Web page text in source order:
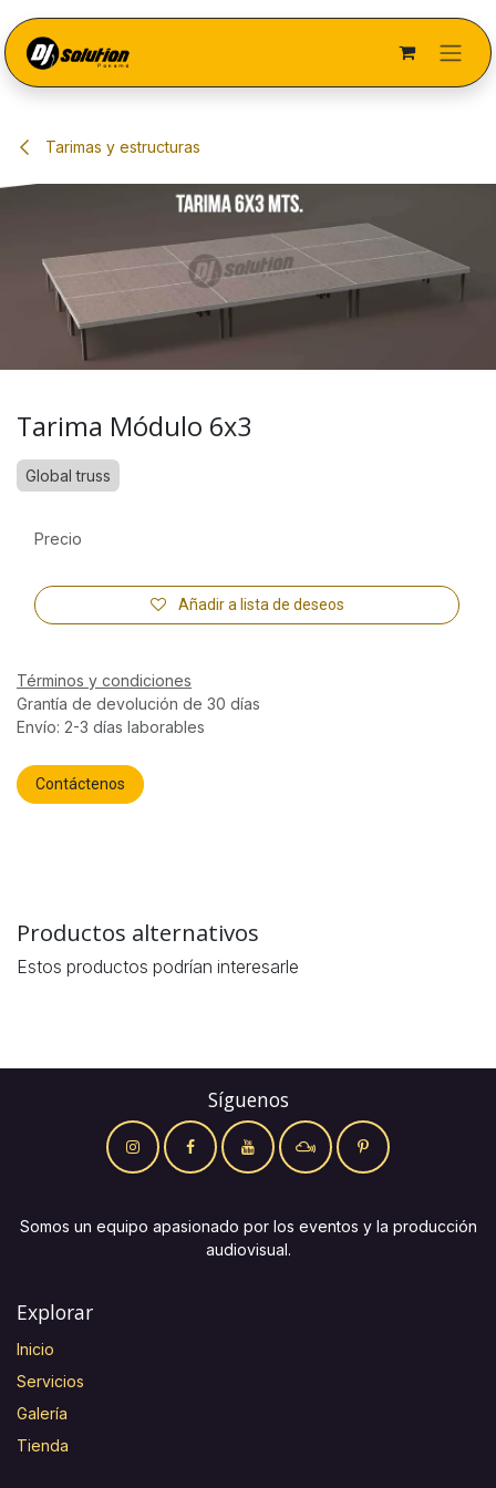
Tarimas y estructuras
Tarima Módulo 6x3
Global truss
Añadir a lista de deseos
Precio
Términos y condiciones
Grantía de devolución de 30 días
Envío: 2-3 días laborables
Contáctenos
Productos alternativos
Estos productos podrían interesarle
Síguenos
Somos un equipo apasionado por los eventos y la producción
audiovisual.
Explorar
Inicio
Servicios
Galería
Tienda